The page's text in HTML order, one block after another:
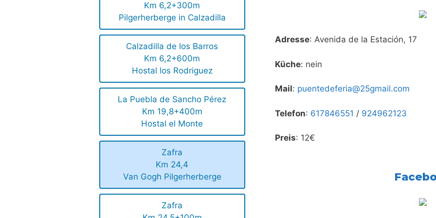
Km 6,2+300m
Pilgerherberge in Calzadilla
Calzadilla de los Barros
Km 6,2+600m
Hostal los Rodriguez
La Puebla de Sancho Pérez
Km 19,8+400m
Hostal el Monte
Zafra
Km 24,4
Van Gogh Pilgerherberge
Zafra
Adresse: Avenida de la Estación, 17
Küche: nein
Mail: puentedeferia@25gmail.com
Telefon: 617846551 / 924962123
Preis: 12€